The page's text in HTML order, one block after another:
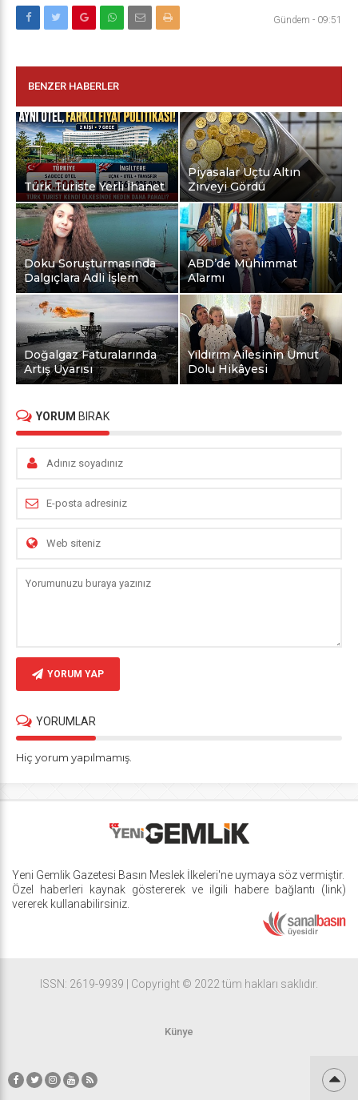
Gündem - 09:51
BENZER HABERLER
Türk Turiste Yerli İhanet
Piyasalar Uçtu Altın
Zirveyi Gördü
Doku Soruşturmasında
Dalgıçlara Adli İşlem
ABD’de Mühimmat
Alarmı
Doğalgaz Faturalarında
Artış Uyarısı
Yıldırım Ailesinin Umut
Dolu Hikâyesi
YORUM BIRAK
YORUM YAP
YORUMLAR
Hiç yorum yapılmamış.
Yeni Gemlik Gazetesi Basın Meslek İlkeleri'ne uymaya söz vermiştir.
Özel haberleri kaynak göstererek ve ilgili habere bağlantı (link)
vererek kullanabilirsiniz.
ISSN: 2619-9939 | Copyright © 2022 tüm hakları saklıdır.
Künye